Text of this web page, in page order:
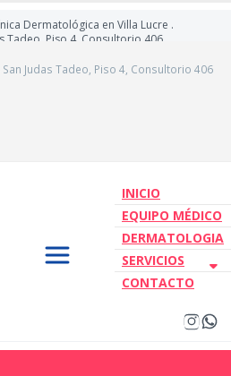
Dermatológica en Villa Lucre .
Tadeo, Piso 4, Consultorio 406
Judas Tadeo, Piso 4, Consultorio 406
INICIO
EQUIPO MÉDICO
DERMATOLOGIA
SERVICIOS
CONTACTO